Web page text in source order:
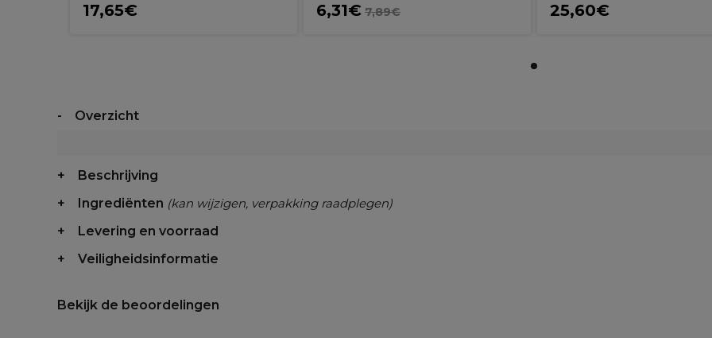
17,65€ 6,31€ 7,89€ 25,60€
Overzicht
Beschrijving
Ingrediënten (kan wijzigen, verpakking raadplegen)
Levering en voorraad
Veiligheidsinformatie
Bekijk de beoordelingen